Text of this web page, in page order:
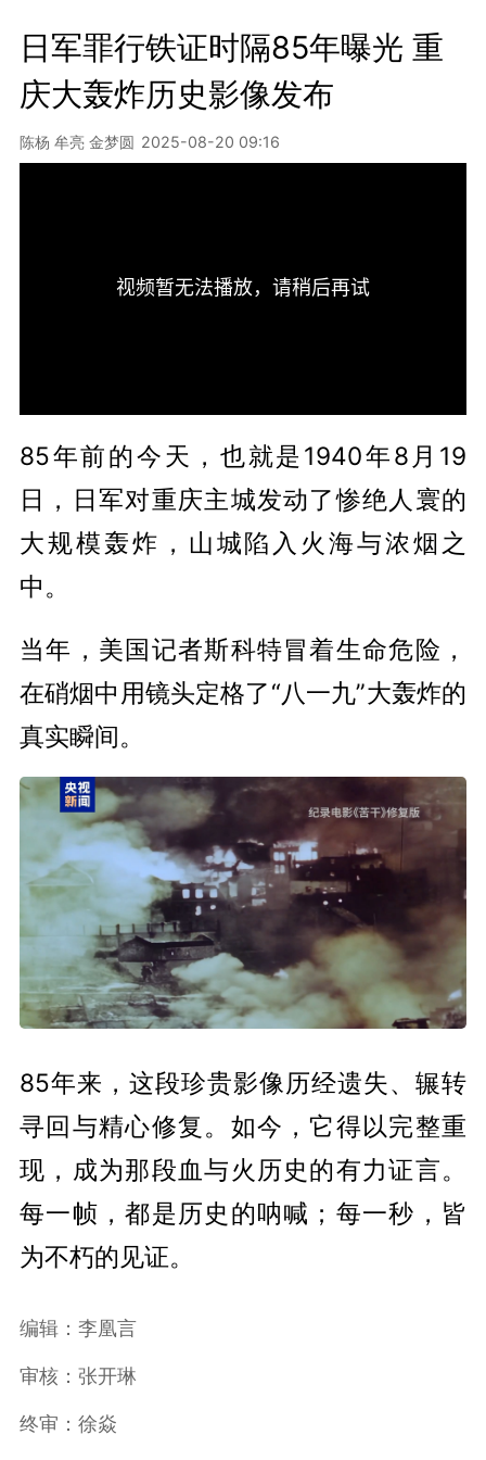
日军罪行铁证时隔85年曝光 重
庆大轰炸历史影像发布
陈杨 牟亮 金梦圆 2025-08-20 09:16
85年前的今天，也就是1940年8月19
日，日军对重庆主城发动了惨绝人寰的
大规模轰炸，山城陷入火海与浓烟之
中。
当年，美国记者斯科特冒着生命危险，
在硝烟中用镜头定格了“八一九”大轰炸的
真实瞬间。
85年来，这段珍贵影像历经遗失、辗转
寻回与精心修复。如今，它得以完整重
现，成为那段血与火历史的有力证言。
每一帧，都是历史的呐喊；每一秒，皆
为不朽的见证。
编辑：李凰言
审核：张开琳
终审：徐焱